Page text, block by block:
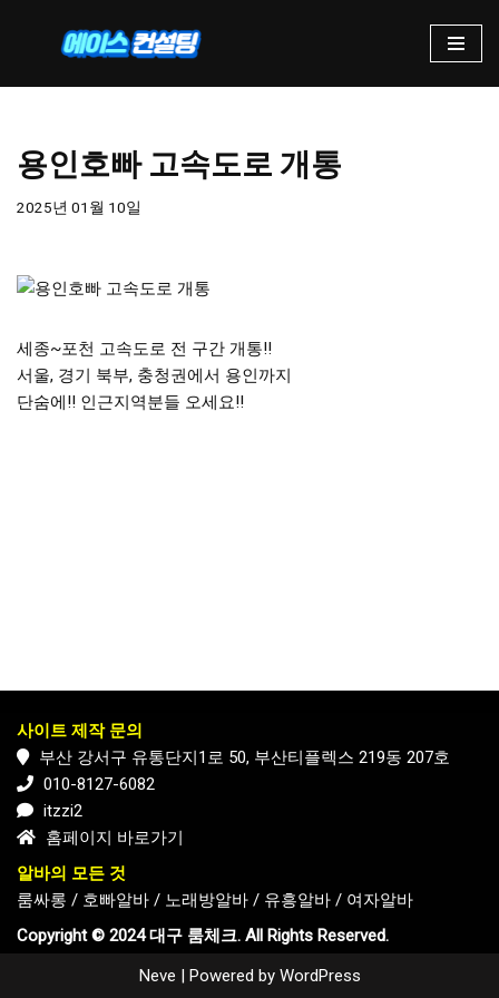
텐
건
용인호빠 고속도로 개통
2025년 01월 10일
세종~포천 고속도로 전 구간 개통!!
서울, 경기 북부, 충청권에서 용인까지
단숨에!! 인근지역분들 오세요!!
사이트 제작 문의
부산 강서구 유통단지1로 50, 부산티플렉스 219동 207호
010-8127-6082
itzzi2
홈페이지 바로가기
알바의 모든 것
룸싸롱 / 호빠알바 / 노래방알바 / 유흥알바 / 여자알바
Copyright © 2024 대구 룸체크. All Rights Reserved.
Neve | Powered by WordPress